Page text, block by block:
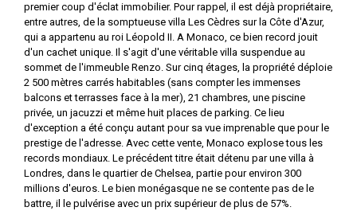
premier coup d'éclat immobilier. Pour rappel, il est déjà propriétaire,
entre autres, de la somptueuse villa Les Cèdres sur la Côte d'Azur,
qui a appartenu au roi Léopold II. A Monaco, ce bien record jouit
d'un cachet unique. Il s'agit d'une véritable villa suspendue au
sommet de l'immeuble Renzo. Sur cinq étages, la propriété déploie
2 500 mètres carrés habitables (sans compter les immenses
balcons et terrasses face à la mer), 21 chambres, une piscine
privée, un jacuzzi et même huit places de parking. Ce lieu
d'exception a été conçu autant pour sa vue imprenable que pour le
prestige de l'adresse. Avec cette vente, Monaco explose tous les
records mondiaux. Le précédent titre était détenu par une villa à
Londres, dans le quartier de Chelsea, partie pour environ 300
millions d'euros. Le bien monégasque ne se contente pas de le
battre, il le pulvérise avec un prix supérieur de plus de 57%.